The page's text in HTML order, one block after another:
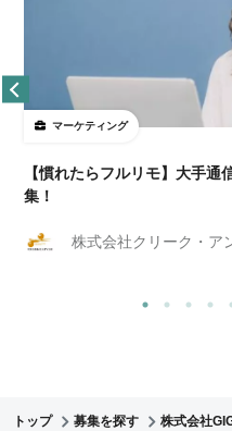
マーケティング
【慣れたらフルリモ】大手
集！
株式会社クリーク・ア
トップ 募集を探す 株式会社